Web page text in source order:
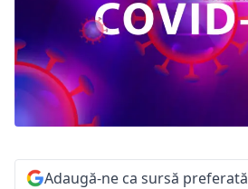
Adaugă-ne ca sursă preferată